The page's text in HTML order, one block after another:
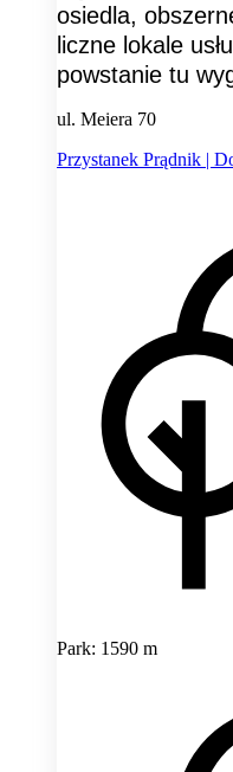
osiedla,
liczne lokale
powstanie tu
ul. Meiera 70
Przystanek Prądnik |
Park: 1590 m